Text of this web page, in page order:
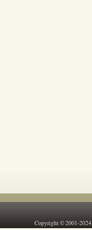
Copyright © 2001-2024